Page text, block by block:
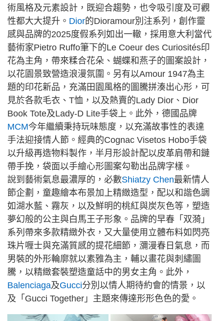
術風格及元素設計，既迎合趨勢，也令吸引度及可觀
性都大大提升。 Dior的Dioramour別注系列，創作靈
感與品牌的2025度假系列如出一轍，採用意大利當代
藝術家Pietro Ruffo筆下的Le Coeur des Curiosités印
花為主角，帶來糅合花朵、蝴蝶和燕子的圖案設計，
以花園景致營造浪漫氛圍。另有以Amour 1947為主
題的印花新品，充滿田園風格的圖騰拼湊出心形，可
見於各款毛衣、T恤，以及熱賣的Lady Dior、Dior
Book Tote及Lady-D Lite手袋上。此外，德國品牌
MCM今年繼續秉持玩味態度，以充滿故事性的表達
手法迎接情人節。經典的Cognac Visetos Hobo手袋
以升級再造物料製作，半月形設計配以皮革肩帶和鏈
帶手挽，袋面以手繪心形圖案勾勒出品牌字樣。
說到藝術氣息最濃厚的，必數Shiatzy Chen最新情人
節企劃，童趣繪本布景加上精緻造型，配以和諧色調
如湖水藍、霧灰，以及鮮明的桃紅與炭灰色等，塑造
夢幻般的公主與白馬王子形象。品牌的早春「双漪」
系列帶來多款精緻外衣，又大量使用立體布料如閃亮
珠片喱士與充滿質感的提花細節，瀰漫春日氣息，而
男裝的外形輪廓就以素雅為主，輔以畫花與刺繡圖
騰，以精緻套裝塑造童話中的男女主角。此外，
Balenciaga及Gucci分別以情人期待約會的情景，以
及「Gucci Together」主題來傳達形形色色的愛。